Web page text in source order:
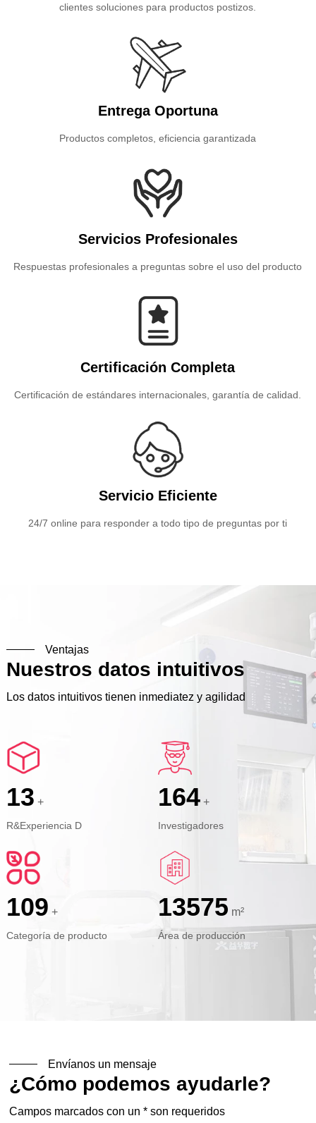
clientes soluciones para productos postizos.
Entrega Oportuna
Productos completos, eficiencia garantizada
Servicios Profesionales
Respuestas profesionales a preguntas sobre el uso del producto
Certificación Completa
Certificación de estándares internacionales, garantía de calidad.
Servicio Eficiente
24/7 online para responder a todo tipo de preguntas por ti
Ventajas
Nuestros datos intuitivos
Los datos intuitivos tienen inmediatez y agilidad
14 +
R&Experiencia D
180+
Investigadores
120 +
Categoría de producto
15000 m²
Área de producción
Envíanos un mensaje
¿Cómo podemos ayudarle?
Campos marcados con un * son requeridos